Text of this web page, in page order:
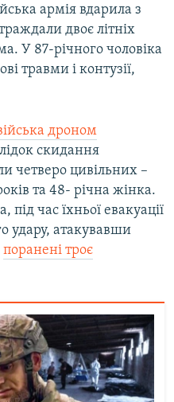
армія вдарила з
двоє літніх
У 87-річного чоловіка
травми і контузії,
дроном
скидання
четверо цивільних –
та 48- річна жінка.
час їхньої евакуації
удару, атакувавши
поранені троє